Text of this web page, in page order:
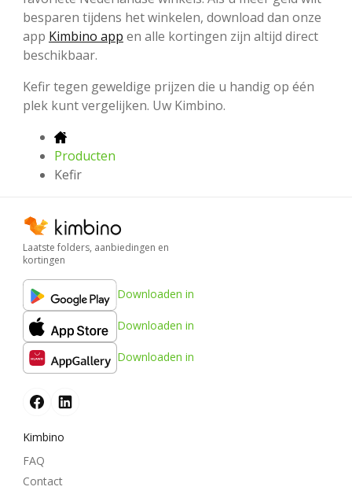
besparen tijdens het winkelen, download dan onze
app Kimbino app en alle kortingen zijn altijd direct
beschikbaar.
Kefir tegen geweldige prijzen die u handig op één
plek kunt vergelijken. Uw Kimbino.
Producten
Kefir
Laatste folders, aanbiedingen en
kortingen
Downloaden in
Downloaden in
Downloaden in
Kimbino
FAQ
Contact